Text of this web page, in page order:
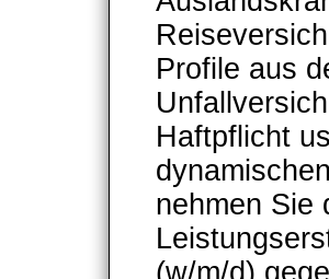
Profile aus
Haftpflicht
nehmen Sie
(w/m/d)